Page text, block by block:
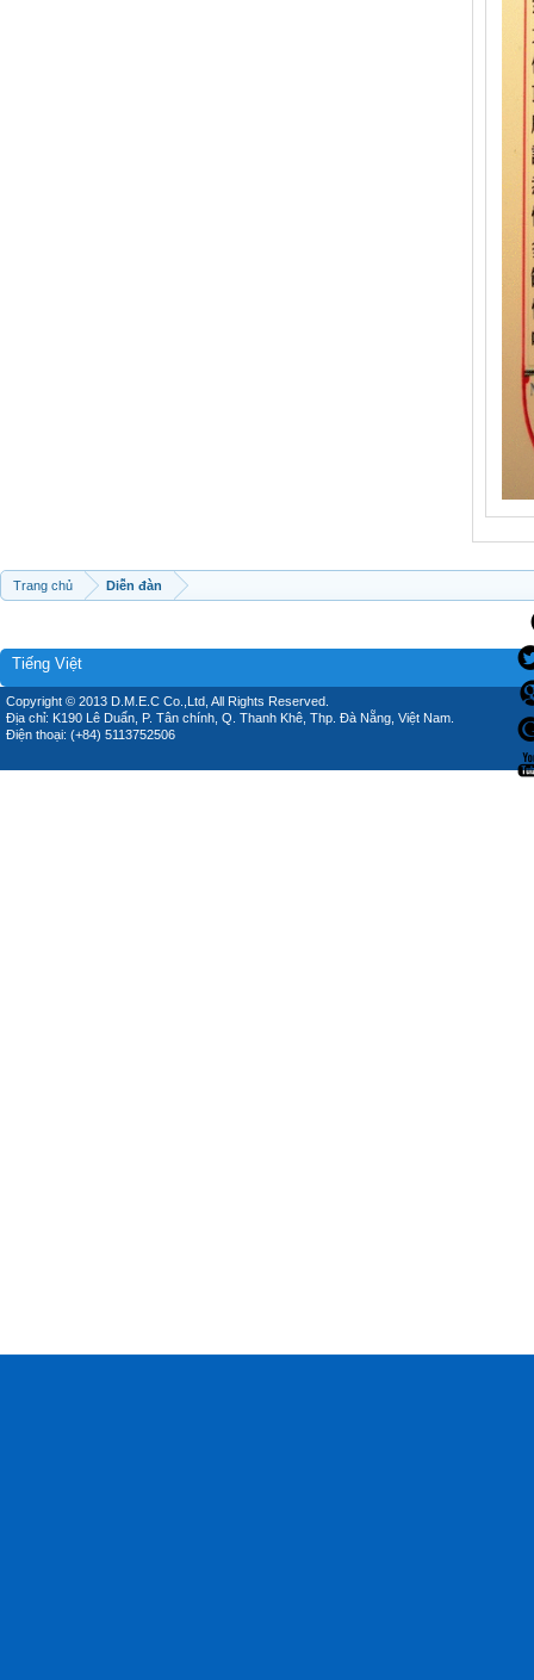
Trang chủ Diễn đàn
Tiếng Việt
Copyright © 2013 D.M.E.C Co.,Ltd, All Rights Reserved.
Địa chỉ: K190 Lê Duẩn, P. Tân chính, Q. Thanh Khê, Thp. Đà Nẵng, Việt Nam.
Điện thoại: (+84) 5113752506